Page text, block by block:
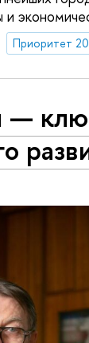
и
Приоритет
—